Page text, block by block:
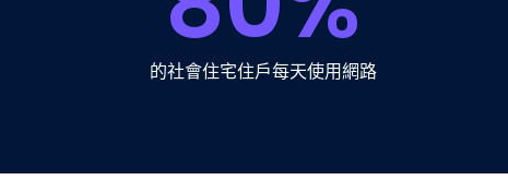
的社會住宅住戶每天使用網路